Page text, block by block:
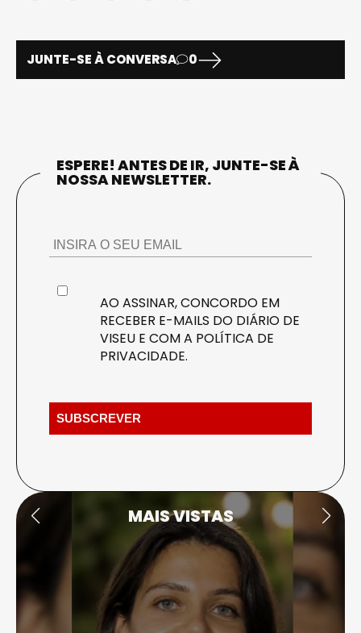
JUNTE-SE À CONVERSA 0
ESPERE! ANTES DE IR, JUNTE-SE À
NOSSA NEWSLETTER.
AO ASSINAR, CONCORDO EM
RECEBER E-MAILS DO DIÁRIO DE
VISEU E COM A POLÍTICA DE
PRIVACIDADE.
MAIS VISTAS